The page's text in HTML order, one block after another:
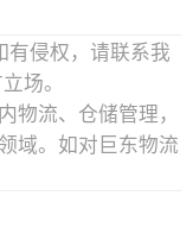
有侵权，请联系我
场。
物流、仓储管理，
域。如对巨东物流